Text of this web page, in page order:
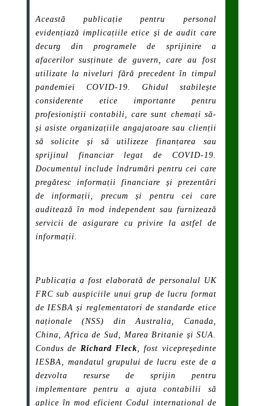
Această publicație pentru personal
evidențiază implicațiile etice și de audit care
decurg din programele de sprijinire a
afacerilor susținute de guvern, care au fost
utilizate la niveluri fără precedent în timpul
pandemiei COVID-19. Ghidul stabilește
considerente etice importante pentru
profesioniștii contabili, care sunt chemați să-
și asiste organizațiile angajatoare sau clienții
să solicite și să utilizeze finanțarea sau
sprijinul financiar legat de COVID-19.
Documentul include îndrumări pentru cei care
pregătesc informații financiare și prezentări
de informații, precum și pentru cei care
auditează în mod independent sau furnizează
servicii de asigurare cu privire la astfel de
informații.
Publicația a fost elaborată de personalul UK
FRC sub auspiciile unui grup de lucru format
de IESBA și reglementatori de standarde etice
naționale (NSS) din Australia, Canada,
China, Africa de Sud, Marea Britanie și SUA.
Condus de Richard Fleck , fost vicepreședinte
IESBA, mandatul grupului de lucru este de a
dezvolta resurse de sprijin pentru
implementare pentru a ajuta contabilii să
aplice în mod eficient Codul internațional de